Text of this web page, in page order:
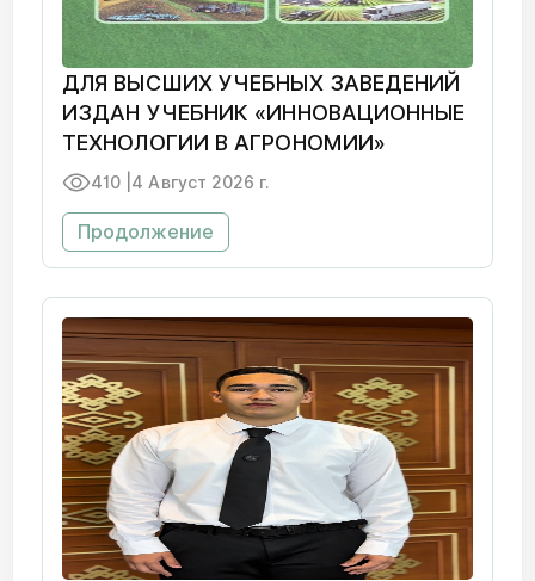
ДЛЯ ВЫСШИХ УЧЕБНЫХ ЗАВЕДЕНИЙ
ИЗДАН УЧЕБНИК «ИННОВАЦИОННЫЕ
ТЕХНОЛОГИИ В АГРОНОМИИ»
410 | 4 Август 2026 г.
Продолжение